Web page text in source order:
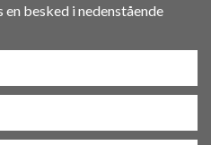
besked i nedenstående